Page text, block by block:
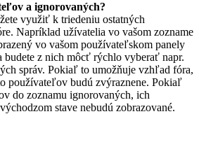
a ignorovaných?
využiť k triedeniu ostatných
Napríklad užívatelia vo vašom zozname
vo vašom používateľskom panely
budete z nich môcť rýchlo vyberať napr.
správ. Pokiaľ to umožňuje vzhľad fóra,
používateľov budú zvýraznene. Pokiaľ
do zoznamu ignorovaných, ich
stave nebudú zobrazované.